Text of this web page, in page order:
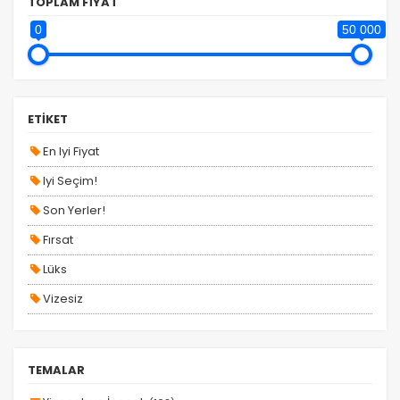
YURT DIŞI TURLAR
YURT İÇİ TURLAR
0 50 000
ETİKET
En Iyi Fiyat
Iyi Seçim!
Son Yerler!
Fırsat
Lüks
Vizesiz
TEMALAR